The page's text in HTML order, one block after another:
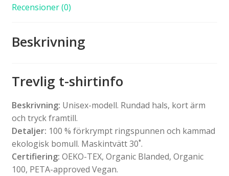
Recensioner (0)
Beskrivning
Trevlig t-shirtinfo
Beskrivning: Unisex-modell. Rundad hals, kort ärm
och tryck framtill.
Detaljer: 100 % förkrympt ringspunnen och kammad
ekologisk bomull. Maskintvätt 30˚.
Certifiering: OEKO-TEX, Organic Blanded, Organic
100, PETA-approved Vegan.